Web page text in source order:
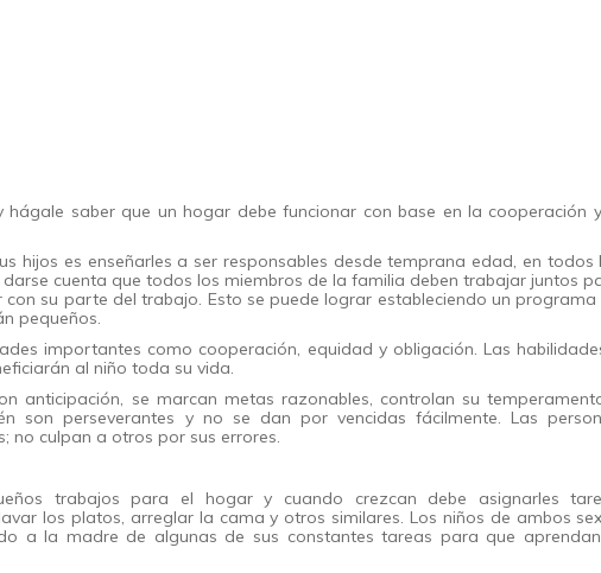
saber que un hogar debe funcionar con base en la cooperación
hijos es enseñarles a ser responsables desde temprana edad, en todos
darse cuenta que todos los miembros de la familia deben trabajar juntos
su parte del trabajo. Esto se puede lograr estableciendo un programa
pequeños.
importantes como cooperación, equidad y obligación. Las
al niño toda su vida.
anticipación, se marcan metas razonables, controlan su
son perseverantes y no se dan por vencidas fácilmente. Las
no culpan a otros por sus errores.
trabajos para el hogar y cuando crezcan debe asignarles
los platos, arreglar la cama y otros similares. Los niños de ambos
a la madre de algunas de sus constantes tareas para que